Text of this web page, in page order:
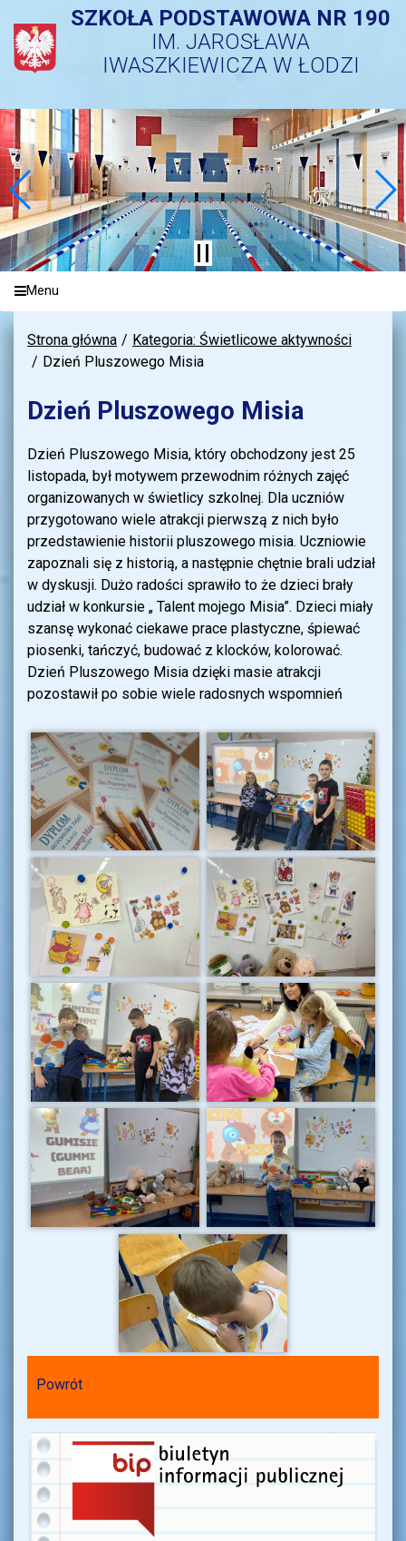
SZKOŁA PODSTAWOWA NR 190
IM. JAROSŁAWA
IWASZKIEWICZA W ŁODZI
Menu
Strona główna
Kategoria: Świetlicowe aktywności
Dzień Pluszowego Misia
Dzień Pluszowego Misia
Dzień Pluszowego Misia, który obchodzony jest 25
listopada, był motywem przewodnim różnych zajęć
organizowanych w świetlicy szkolnej. Dla uczniów
przygotowano wiele atrakcji pierwszą z nich było
przedstawienie historii pluszowego misia. Uczniowie
zapoznali się z historią, a następnie chętnie brali udział
w dyskusji. Dużo radości sprawiło to że dzieci brały
udział w konkursie „ Talent mojego Misia”. Dzieci miały
szansę wykonać ciekawe prace plastyczne, śpiewać
piosenki, tańczyć, budować z klocków, kolorować.
Dzień Pluszowego Misia dzięki masie atrakcji
pozostawił po sobie wiele radosnych wspomnień
Powrót